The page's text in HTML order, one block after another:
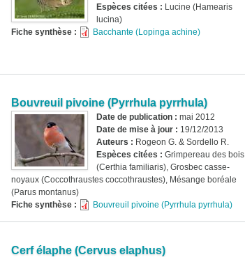
Espèces citées : Lucine (Hamearis
lucina)
Fiche synthèse :
Bacchante (Lopinga achine)
Bouvreuil pivoine (Pyrrhula pyrrhula)
Date de publication : mai 2012
Date de mise à jour : 19/12/2013
Auteurs : Rogeon G. & Sordello R.
Espèces citées : Grimpereau des bois
(Certhia familiaris), Grosbec casse-
noyaux (Coccothraustes coccothraustes), Mésange boréale
(Parus montanus)
Fiche synthèse :
Bouvreuil pivoine (Pyrrhula pyrrhula)
Cerf élaphe (Cervus elaphus)